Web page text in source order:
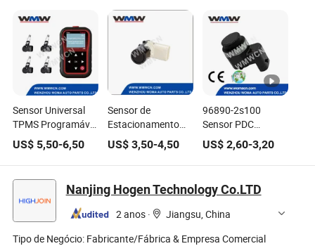
Sensor Universal
TPMS Programável
1-Sensor 315MHz
433MHz Sensor de
Roda
US$ 5,50-6,50
Sensor de
Estacionamento
Reverso para Carro
Radar em
Promoção para
7h0919275
US$ 3,50-4,50
96890-2s100
Sensor PDC
Assistência de
Estacionamento
Sensor de Radar
US$ 2,60-3,20
Nanjing Hogen Technology Co.LTD
2 anos ·
Jiangsu, China
Tipo de Negócio: Fabricante/Fábrica & Empresa Comercial